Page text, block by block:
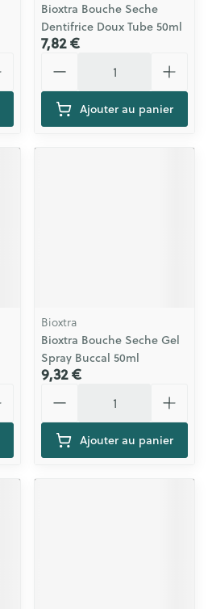
Bioxtra Bouche Seche
Dentifrice Doux Tube 50ml
7,82 €
Ajouter au panier
Bioxtra
Bioxtra Bouche Seche Gel
Spray Buccal 50ml
9,32 €
Ajouter au panier